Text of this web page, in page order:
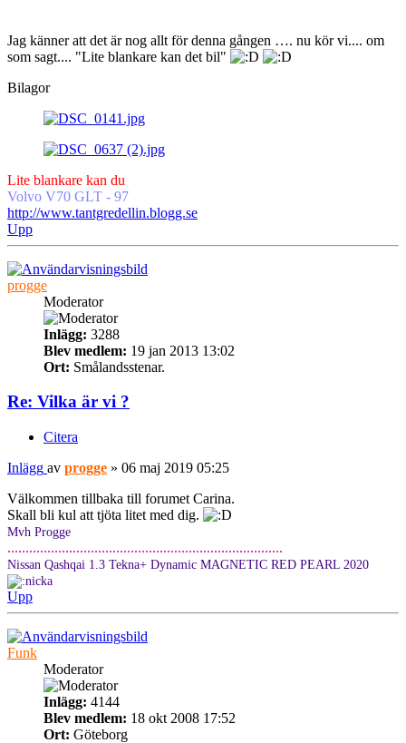
Jag känner att det är nog allt för denna gången …. nu kör vi.... om
som sagt.... "Lite blankare kan det bil"
Bilagor
Lite blankare kan du
Volvo V70 GLT - 97
http://www.tantgredellin.blogg.se
Upp
progge
Moderator
Inlägg: 3288
Blev medlem: 19 jan 2013 13:02
Ort: Smålandsstenar.
Re: Vilka är vi ?
Citera
Inlägg av progge » 06 maj 2019 05:25
Välkommen tillbaka till forumet Carina.
Skall bli kul att tjöta litet med dig.
Mvh Progge
............................................................................
Nissan Qashqai 1.3 Tekna+ Dynamic MAGNETIC RED PEARL 2020
Upp
Funk
Moderator
Inlägg: 4144
Blev medlem: 18 okt 2008 17:52
Ort: Göteborg